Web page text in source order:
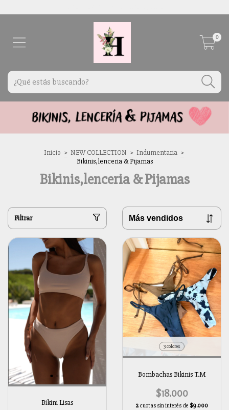
0
Inicio > NEW COLLECTION > Indumentaria >
Bikinis,lenceria & Pijamas
Bikinis,lenceria & Pijamas
Filtrar
Bikini Lisas
3 colores
Bombachas Bikinis T.M
$18.000
2 cuotas sin interés de $9.000